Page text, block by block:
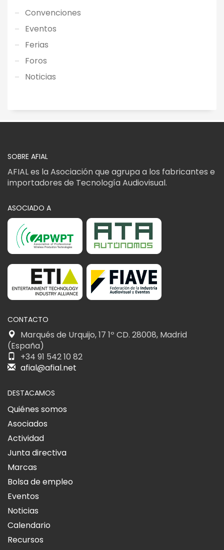
Convenciones
Eventos
Ferias
Foros
Noticias
SOBRE AFIAL
AFIAL es la Asociación que agrupa a los fabricantes e
importadores de Tecnología Audiovisual.
ASOCIADO A
CONTACTO
Marqués de Urquijo, 17 1º CD. 28008, Madrid
(España)
+34 91 542 10 82
afial@afial.net
DESTACAMOS
Quiénes somos
Asociados
Actividad
Junta directiva
Marcas
Bolsa de empleo
Eventos
Noticias
Calendario
Recursos